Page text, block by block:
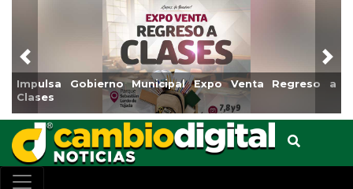
Impulsa Gobierno Municipal Expo Venta Regreso a
Clases
Previous